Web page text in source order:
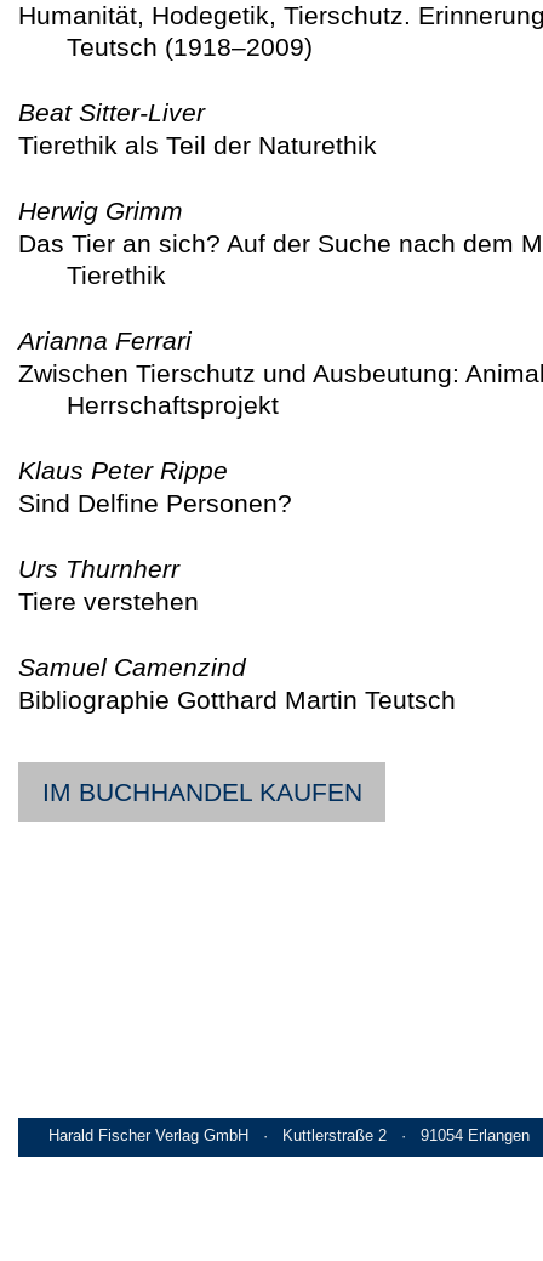
Humanität, Hodegetik, Tierschutz.
Teutsch (1918–2009)
Beat Sitter-Liver
Tierethik als Teil der Naturethik
Herwig Grimm
Das Tier an sich? Auf der Suche nach dem
Tierethik
Arianna Ferrari
Zwischen Tierschutz und Ausbeutung:
Herrschaftsprojekt
Klaus Peter Rippe
Sind Delfine Personen?
Urs Thurnherr
Tiere verstehen
Samuel Camenzind
Bibliographie Gotthard Martin Teutsch
IM BUCHHANDEL KAUFEN
Harald Fischer Verlag GmbH · Kuttlerstraße 2 · 91054